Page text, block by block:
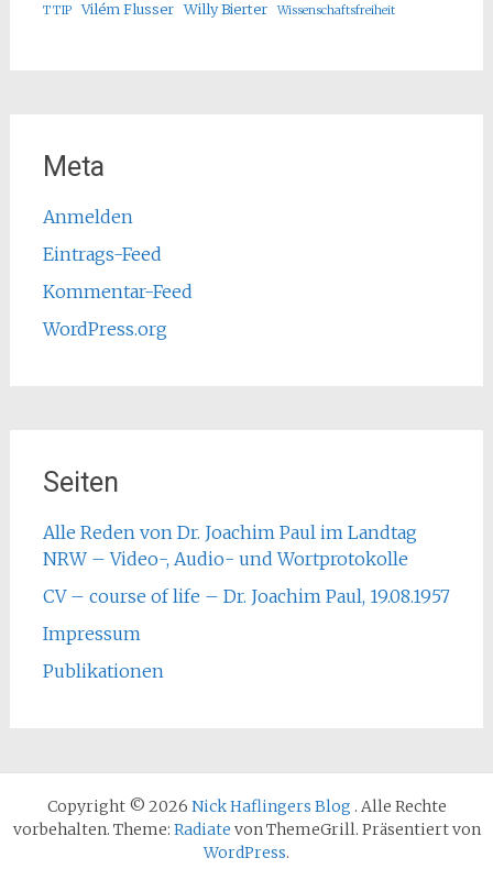
TTIP
Vilém Flusser Willy Bierter Wissenschaftsfreiheit
Meta
Anmelden
Eintrags-Feed
Kommentar-Feed
WordPress.org
Seiten
Alle Reden von Dr. Joachim Paul im Landtag
NRW – Video-, Audio- und Wortprotokolle
CV – course of life – Dr. Joachim Paul, 19.08.1957
Impressum
Publikationen
Copyright © 2026 Nick Haflingers Blog . Alle Rechte
vorbehalten. Theme: Radiate von ThemeGrill. Präsentiert von
WordPress.